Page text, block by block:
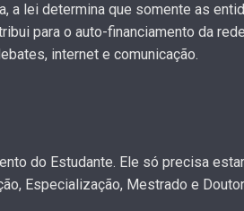
a lei determina que somente as
para o auto-financiamento da
internet e comunicação.
do Estudante. Ele só precisa
Especialização, Mestrado e